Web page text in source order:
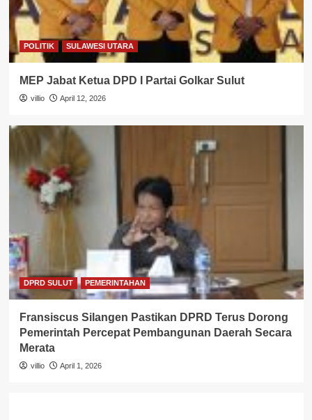
POLITIK SULAWESI UTARA
MEP Jabat Ketua DPD I Partai Golkar Sulut
villio April 12, 2026
DPRD SULUT PEMERINTAHAN
Fransiscus Silangen Pastikan DPRD Terus Dorong
Pemerintah Percepat Pembangunan Daerah Secara
Merata
villio April 1, 2026